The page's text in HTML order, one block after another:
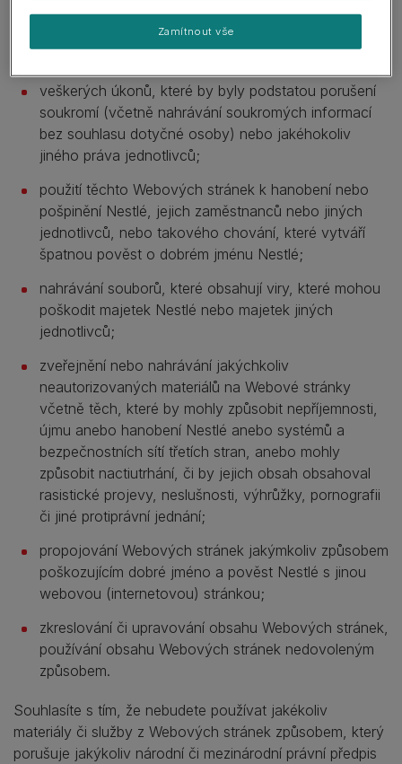
zakázanou povahu nebo nesmí být protizákonné.
Vyvarujte se:
veškerých úkonů, které by byly podstatou porušení
soukromí (včetně nahrávání soukromých informací
bez souhlasu dotyčné osoby) nebo jakéhokoliv
jiného práva jednotlivců;
použití těchto Webových stránek k hanobení nebo
pošpinění Nestlé, jejich zaměstnanců nebo jiných
jednotlivců, nebo takového chování, které vytváří
špatnou pověst o dobrém jménu Nestlé;
nahrávání souborů, které obsahují viry, které mohou
poškodit majetek Nestlé nebo majetek jiných
jednotlivců;
zveřejnění nebo nahrávání jakýchkoliv
neautorizovaných materiálů na Webové stránky
včetně těch, které by mohly způsobit nepříjemnosti,
újmu anebo hanobení Nestlé anebo systémů a
bezpečnostních sítí třetích stran, anebo mohly
způsobit nactiutrhání, či by jejich obsah obsahoval
rasistické projevy, neslušnosti, výhrůžky, pornografii
či jiné protiprávní jednání;
propojování Webových stránek jakýmkoliv způsobem
poškozujícím dobré jméno a pověst Nestlé s jinou
webovou (internetovou) stránkou;
zkreslování či upravování obsahu Webových stránek,
používání obsahu Webových stránek nedovoleným
způsobem.
Souhlasíte s tím, že nebudete používat jakékoliv
materiály či služby z Webových stránek způsobem, který
porušuje jakýkoliv národní či mezinárodní právní předpis
Zamítnout vše